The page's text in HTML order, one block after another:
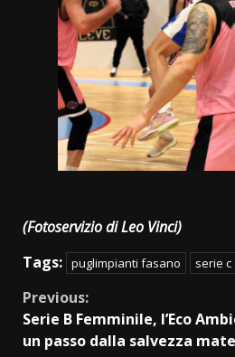
(Fotoservizio di Leo Vinci)
Tags: puglimpianti fasano serie c
Continue
Reading
Previous:
Serie B Femminile, l’Eco
un passo dalla salvezza